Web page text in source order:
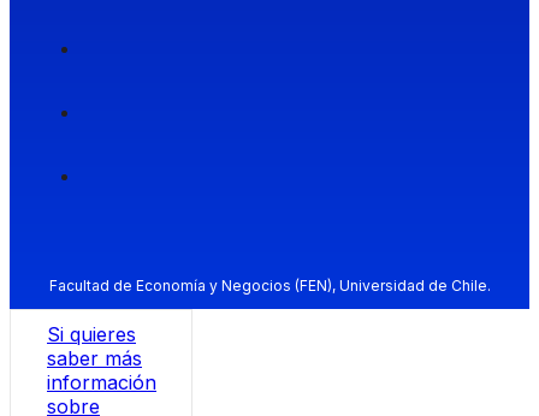
Facultad de Economía y Negocios (FEN), Universidad de Chile.
Si quieres
saber más
información
sobre